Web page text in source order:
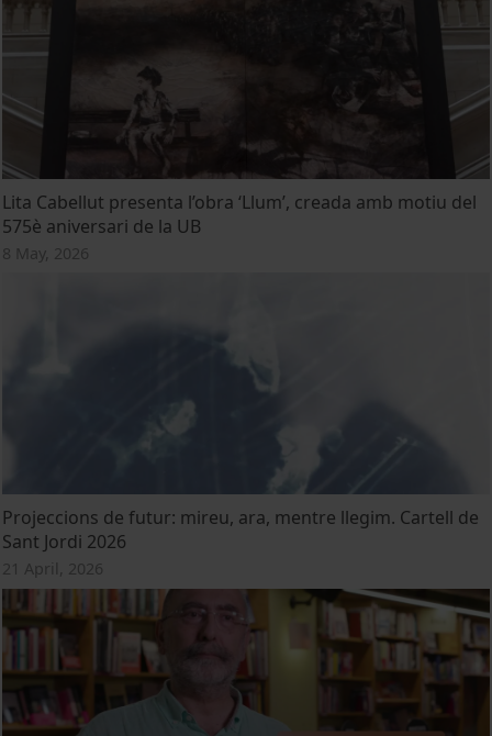
Lita Cabellut presenta l’obra ‘Llum’, creada amb motiu del
575è aniversari de la UB
8 May, 2026
Projeccions de futur: mireu, ara, mentre llegim. Cartell de
Sant Jordi 2026
21 April, 2026